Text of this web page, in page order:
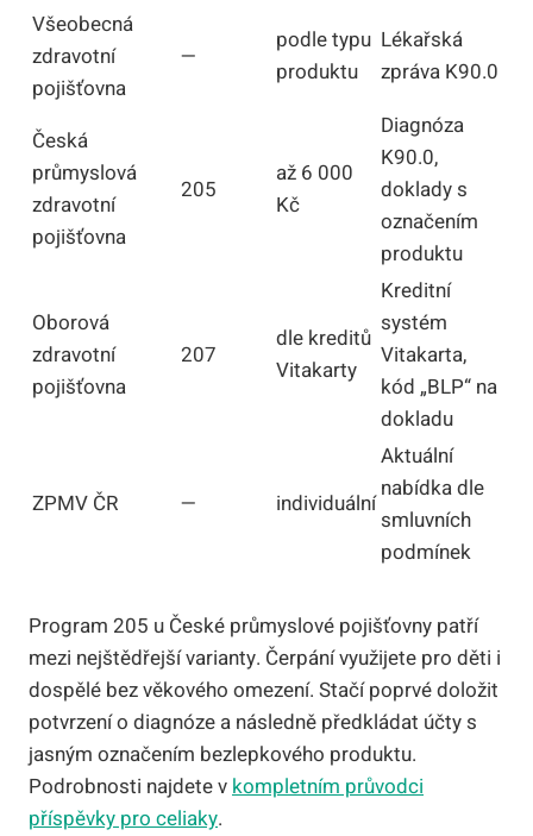
Všeobecná
zdravotní
pojišťovna
—
podle typu
produktu
Lékařská
zpráva K90.0
Česká
průmyslová
zdravotní
pojišťovna
205
až 6 000
Kč
Diagnóza
K90.0,
doklady s
označením
produktu
Oborová
zdravotní
pojišťovna
207
dle kreditů
Vitakarty
Kreditní
systém
Vitakarta,
kód „BLP“ na
dokladu
ZPMV ČR — individuální
Aktuální
nabídka dle
smluvních
podmínek
Program 205 u České průmyslové pojišťovny patří
mezi nejštědřejší varianty. Čerpání využijete pro děti i
dospělé bez věkového omezení. Stačí poprvé doložit
potvrzení o diagnóze a následně předkládat účty s
jasným označením bezlepkového produktu.
Podrobnosti najdete vkompletním průvodci
příspěvky pro celiaky.